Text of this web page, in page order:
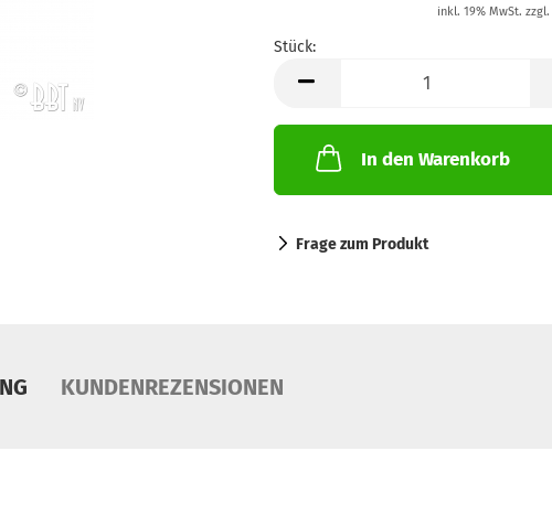
inkl. 19% MwSt. zzgl.
Stück:
Stück
In den Warenkorb
Frage zum Produkt
KUNDENREZENSIONEN